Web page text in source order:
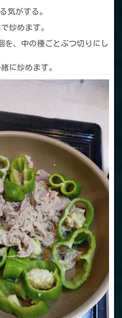
気がする。
炒めます。
、中の種ごとぶつ切りにし
に炒めます。